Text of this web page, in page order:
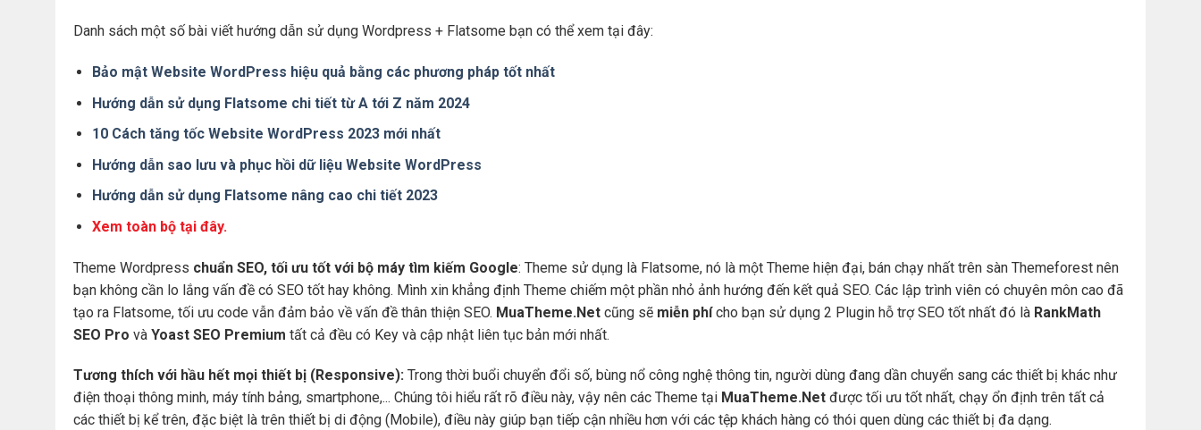
Danh sách một số bài viết hướng dẫn sử dụng Wordpress + Flatsome bạn có thể xem tại đây:
Bảo mật Website WordPress hiệu quả bằng các phương pháp tốt nhất
Hướng dẫn sử dụng Flatsome chi tiết từ A tới Z năm 2024
10 Cách tăng tốc Website WordPress 2023 mới nhất
Hướng dẫn sao lưu và phục hồi dữ liệu Website WordPress
Hướng dẫn sử dụng Flatsome nâng cao chi tiết 2023
Xem toàn bộ tại đây.
Theme Wordpress chuẩn SEO, tối ưu tốt với bộ máy tìm kiếm Google: Theme sử dụng là Flatsome, nó là một Theme hiện đại, bán chạy nhất trên sàn Themeforest nên
bạn không cần lo lắng vấn đề có SEO tốt hay không. Mình xin khẳng định Theme chiếm một phần nhỏ ảnh hướng đến kết quả SEO. Các lập trình viên có chuyên môn cao đã
tạo ra Flatsome, tối ưu code vẫn đảm bảo về vấn đề thân thiện SEO. MuaTheme.Net cũng sẽ miễn phícho bạn sử dụng 2 Plugin hỗ trợ SEO tốt nhất đó là RankMath
SEO Pro và Yoast SEO Premium tất cả đều có Key và cập nhật liên tục bản mới nhất.
Tương thích với hầu hết mọi thiết bị (Responsive): Trong thời buổi chuyển đổi số, bùng nổ công nghệ thông tin, người dùng đang dần chuyển sang các thiết bị khác như
điện thoại thông minh, máy tính bảng, smartphone,... Chúng tôi hiểu rất rõ điều này, vậy nên các Theme tại MuaTheme.Net được tối ưu tốt nhất, chạy ổn định trên tất cả
các thiết bị kể trên, đặc biệt là trên thiết bị di động (Mobile), điều này giúp bạn tiếp cận nhiều hơn với các tệp khách hàng có thói quen dùng các thiết bị đa dạng.